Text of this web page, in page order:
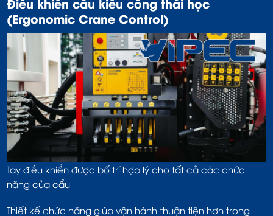
(Ergonomic Crane Control)
Tay điều khiển được bố trí hợp lý cho tất cả các chức
năng của cẩu
Thiết kế chức năng giúp vận hành thuận tiện hơn trong